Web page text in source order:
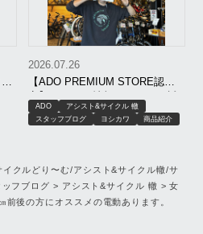
【ADO PREMIUM STORE認
乗開始！
2026.07.26
ADO
アシスト&サイクル 轍
スタッフブログ
ヨシカワ 商品紹介
クルどり〜む/アシスト&サイクル轍/サ
ッフブログ > アシスト&サイクル 轍 >女
前後の方にオススメの電動あります。